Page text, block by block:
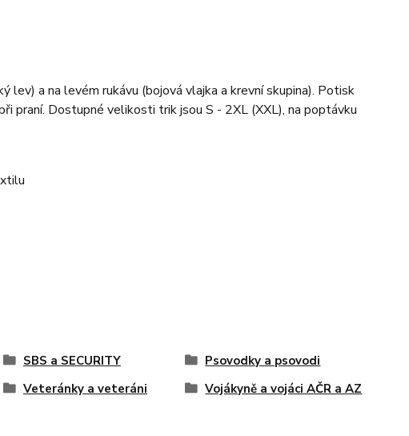
a na levém rukávu (bojová vlajka a krevní skupina). Potisk
Dostupné velikosti trik jsou S - 2XL (XXL), na poptávku
SBS a SECURITY
Psovodky a psovodi
Veteránky a veteráni
Vojákyně a vojáci AČR a AZ